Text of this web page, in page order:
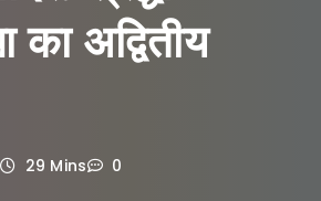
अद्वितीय
29 Mins 0